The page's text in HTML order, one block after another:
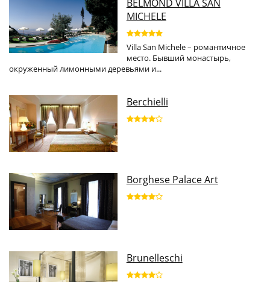
BELMOND VILLA SAN
MICHELE
Villa San Michele – романтичное
место. Бывший монастырь,
окруженный лимонными деревьями и...
Berchielli
Borghese Palace Art
Brunelleschi